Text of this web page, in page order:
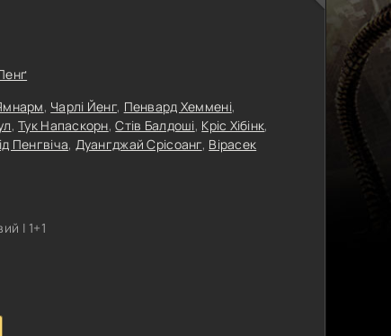
, Чарлі Йенг, Пенвард Хеммені,
,Тук Напаскорн,Стів Балдоші, Кріс Хібінк,
Пенгвіча, Дуангджай Срісоанг, Вірасек
| 1+1